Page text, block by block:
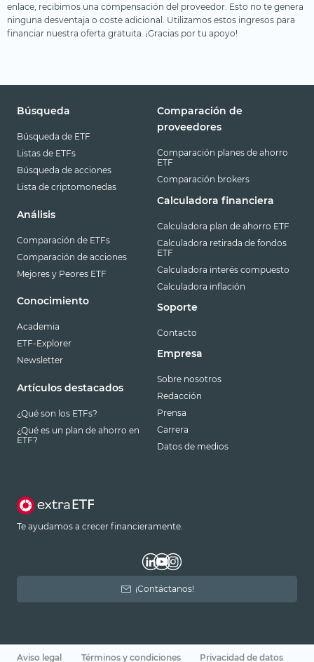
enlace, recibimos una compensación del proveedor. Esto no te genera
ninguna desventaja o coste adicional. Utilizamos estos ingresos para
financiar nuestra oferta gratuita. ¡Gracias por tu apoyo!
Búsqueda
Búsqueda de ETF
Listas de ETFs
Búsqueda de acciones
Lista de criptomonedas
Análisis
Comparación de ETFs
Comparación de acciones
Mejores y Peores ETF
Conocimiento
Academia
ETF-Explorer
Newsletter
Artículos destacados
¿Qué son los ETFs?
¿Qué es un plan de ahorro en
ETF?
Comparación de
proveedores
Comparación planes de ahorro
ETF
Comparación brokers
Calculadora financiera
Calculadora plan de ahorro ETF
Calculadora retirada de fondos
ETF
Calculadora interés compuesto
Calculadora inflación
Soporte
Contacto
Empresa
Sobre nosotros
Redacción
Prensa
Carrera
Datos de medios
Te ayudamos a crecer financieramente.
¡Contáctanos!
Aviso legal Términos y condiciones Privacidad de datos